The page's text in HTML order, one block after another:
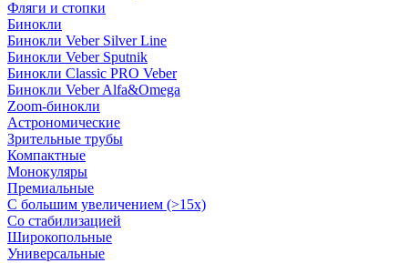
Фляги и стопки
Бинокли
Бинокли Veber Silver Line
Бинокли Veber Sputnik
Бинокли Classic PRO Veber
Бинокли Veber Alfa&Omega
Zoom-бинокли
Астрономические
Зрительные трубы
Компактные
Монокуляры
Премиальные
С большим увеличением (>15x)
Со стабилизацией
Широкопольные
Универсальные